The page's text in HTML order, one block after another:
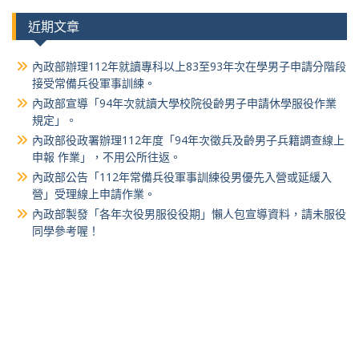
近期文章
內政部辦理112年就讀專科以上83至93年次在學男子申請分階段
接受常備兵役軍事訓練。
內政部宣導「94年次就讀大學校院役齡男子申請休學服役作業
規定」。
內政部役政署辦理112年度「94年次徵兵及齡男子兵籍調查線上
申報 作業」，不用公所往返。
內政部公告「112年常備兵役軍事訓練役男優先入營或延緩入
營」受理線上申請作業。
內政部製發「各年次役男服役役期」懶人包宣導資料，請未服役
同學參考喔！